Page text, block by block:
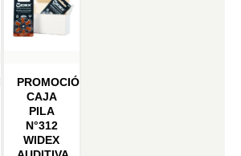
PROMOCIÓN
CAJA
PILA
N°312
WIDEX